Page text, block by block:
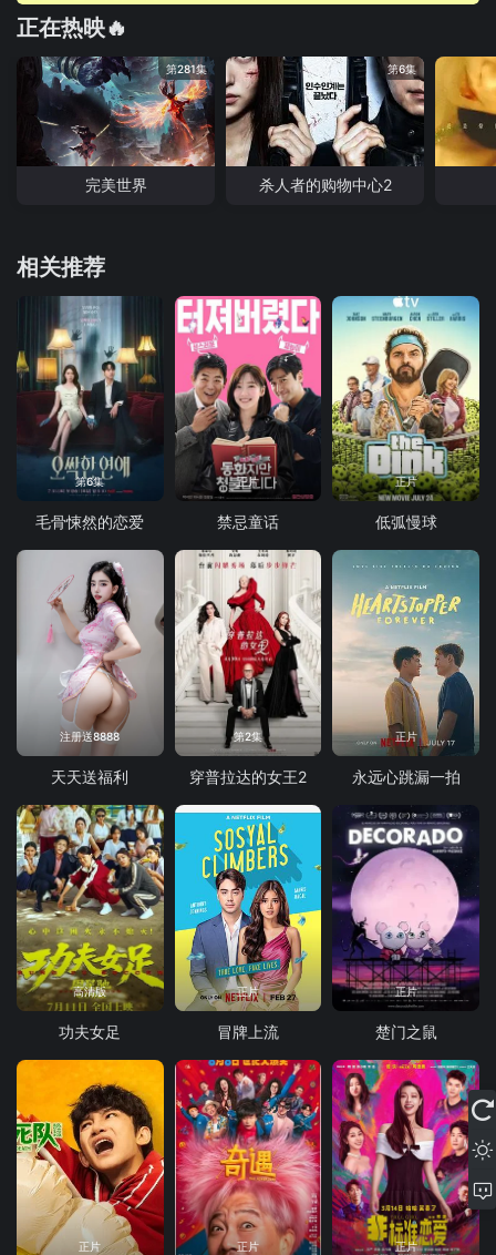
正在热映🔥
第281集
完美世界
第6集
杀人者的购物中心2
相关推荐
第6集
毛骨悚然的恋爱
正片
禁忌童话
正片
低弧慢球
注册送8888
天天送福利
第2集
穿普拉达的女王2
正片
永远心跳漏一拍
高清版
功夫女足
正片
冒牌上流
正片
楚门之鼠
正片 正片 正片